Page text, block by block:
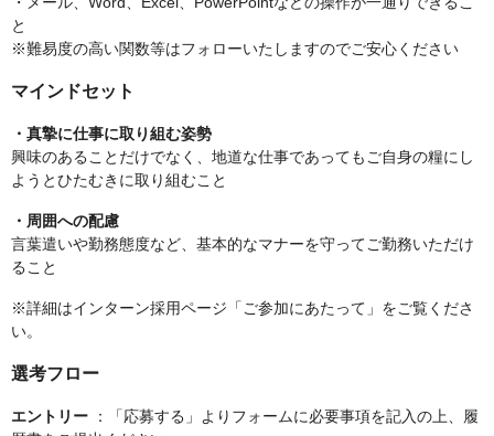
と
※難易度の高い関数等はフォローいたしますのでご安心ください
マインドセット
・真摯に仕事に取り組む姿勢
興味のあることだけでなく、地道な仕事であってもご自身の糧にし
ようとひたむきに取り組むこと
・周囲への配慮
言葉遣いや勤務態度など、基本的なマナーを守ってご勤務いただけ
ること
※詳細はインターン採用ページ「ご参加にあたって」をご覧くださ
い。
選考フロー
エントリー ：「応募する」よりフォームに必要事項を記入の上、履